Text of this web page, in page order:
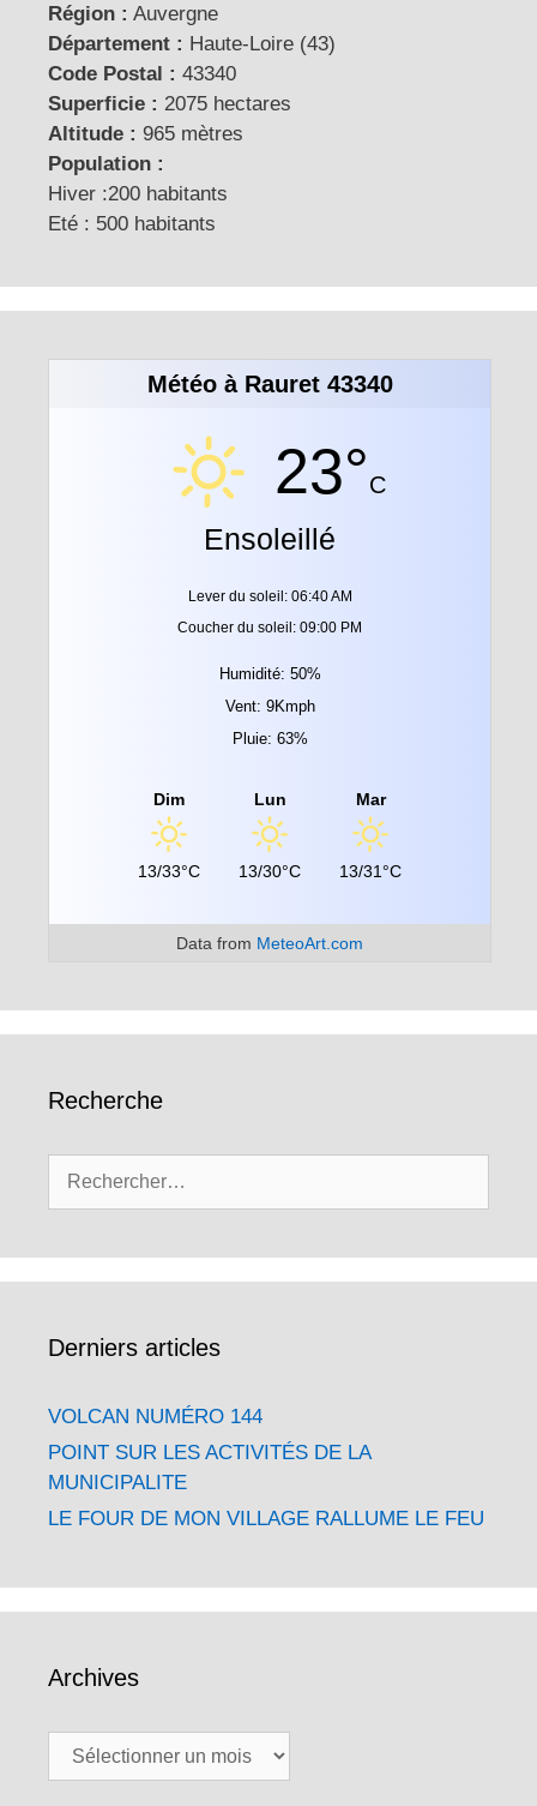
Région : Auvergne
Département : Haute-Loire (43)
Code Postal : 43340
Superficie : 2075 hectares
Altitude : 965 mètres
Population :
Hiver :200 habitants
Eté : 500 habitants
Météo à Rauret 43340
23°C
Ensoleillé
Lever du soleil: 06:40 AM
Coucher du soleil: 09:00 PM
Humidité: 50%
Vent: 9Kmph
Pluie: 63%
Dim
13/33°C
Lun
13/30°C
Mar
13/31°C
Data from MeteoArt.com
Recherche
Rechercher :
Derniers articles
VOLCAN NUMÉRO 144
POINT SUR LES ACTIVITÉS DE LA
MUNICIPALITE
LE FOUR DE MON VILLAGE RALLUME LE FEU
Archives
Archives